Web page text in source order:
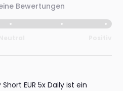
Bewertungen
EUR 5x Daily ist ein